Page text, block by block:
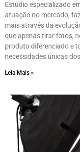
Estúdio especializado
atuação no mercado,
mais através da
que apenas tirar fotos,
produto diferenciado e
necessidades únicas
Leia Mais »